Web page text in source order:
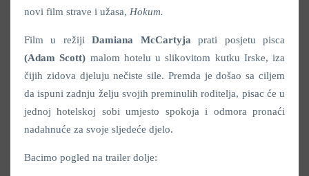
novi film strave i užasa, Hokum.
Film u režijiDamiana McCartyjaprati posjetu pisca
(Adam Scott) malom hotelu u slikovitom kutku Irske, iza
čijih zidova djeluju nečiste sile. Premda je došao sa ciljem
da ispuni zadnju želju svojih preminulih roditelja, pisac će u
jednoj hotelskoj sobi umjesto spokoja i odmora pronaći
nadahnuće za svoje sljedeće djelo.
Bacimo pogled na trailer dolje: